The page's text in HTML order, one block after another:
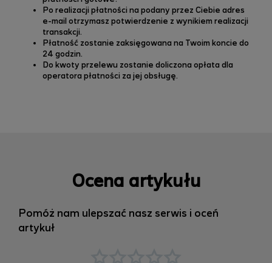
Po realizacji płatności na podany przez Ciebie adres
e-mail otrzymasz potwierdzenie z wynikiem realizacji
transakcji.
Płatność zostanie zaksięgowana na Twoim koncie do
24 godzin.
Do kwoty przelewu zostanie doliczona opłata dla
operatora płatności za jej obsługę.
Ocena artykułu
Pomóż nam ulepszać nasz serwis i oceń
artykuł